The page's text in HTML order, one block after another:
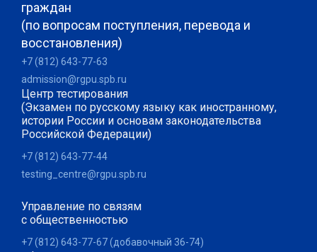
граждан
(по вопросам поступления, перевода и
восстановления)
+7 (812) 643-77-63
admission@rgpu.spb.ru
Центр тестирования
(Экзамен по русскому языку как иностранному,
истории России и основам законодательства
Российской Федерации)
+7 (812) 643-77-44
testing_centre@rgpu.spb.ru
Управление по связям
с общественностью
+7 (812) 643-77-67 (добавочный 36-74)